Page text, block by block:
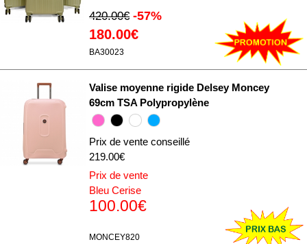
420.00€ -57%
180.00€
BA30023
Valise moyenne rigide Delsey Moncey
69cm TSA Polypropylène
Prix de vente conseillé
219.00€
Prix de vente
Bleu Cerise
100.00€
MONCEY820